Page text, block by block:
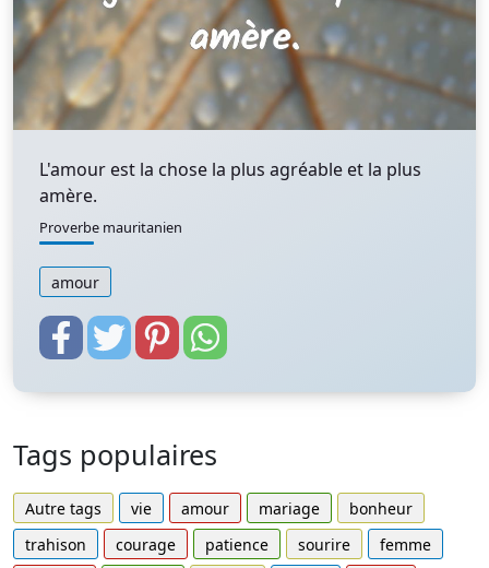
L'amour est la chose la plus agréable et la plus
amère.
Proverbe mauritanien
amour
Tags populaires
Autre tags vie amour mariage
bonheur
trahison
courage patience sourire
femme